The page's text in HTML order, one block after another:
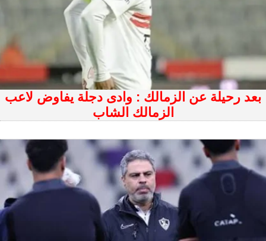
بعد رحيلة عن الزمالك : وادى دجلة يفاوض لاعب
الزمالك الشاب